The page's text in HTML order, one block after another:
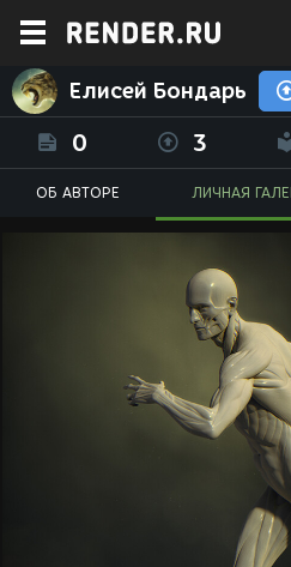
Елисей Бондарь
0 3
ОБ АВТОРЕ ЛИЧНАЯ